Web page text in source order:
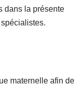
dans la présente
maternelle afin de